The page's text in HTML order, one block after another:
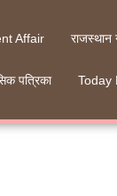
Affair राजस्थान
पत्रिका Today